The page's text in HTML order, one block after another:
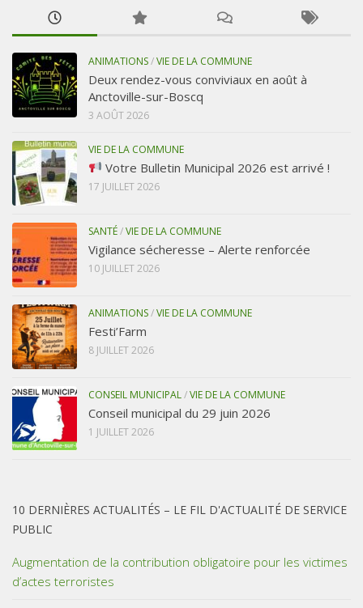
ANIMATIONS/VIE DE LA COMMUNE
Deux rendez-vous conviviaux en août à
Anctoville-sur-Boscq
3 AOÛT 2026
VIE DE LA COMMUNE
Votre Bulletin Municipal 2026 est arrivé !
17 JUILLET 2026
SANTÉ/VIE DE LA COMMUNE
Vigilance sécheresse – Alerte renforcée
10 JUILLET 2026
ANIMATIONS/VIE DE LA COMMUNE
Festi’Farm
8 JUILLET 2026
CONSEIL MUNICIPAL/VIE DE LA COMMUNE
Conseil municipal du 29 juin 2026
1 JUILLET 2026
10 DERNIÈRES ACTUALITÉS – LE FIL D'ACTUALITÉ DE SERVICE
PUBLIC
Augmentation de la contribution obligatoire pour les victimes
d’actes terroristes